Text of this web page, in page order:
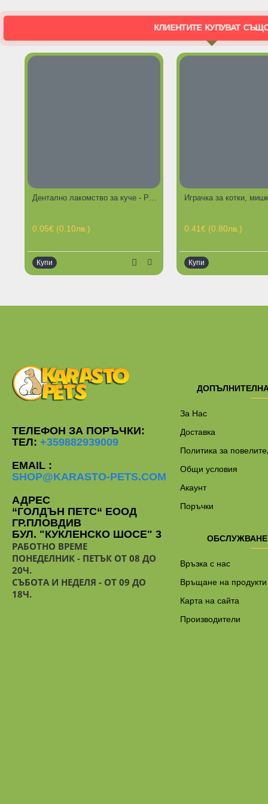
КЛИЕНТИТЕ КУПУВАТ
ГОРЕЩИ ПРЕДЛОЖЕНИЯ
0.05€ (0.10лв.)
Купи
0.41€ (0.80лв.)
Купи
ТЕЛЕФОН ЗА ПОРЪЧКИ:
ТЕЛ: +359882939009
EMAIL :
SHOP@KARASTO-PETS.COM
АДРЕС
“ГОЛДЪН ПЕТС“ ЕООД
ГР.ПЛОВДИВ
БУЛ. "КУКЛЕНСКО ШОСЕ" 3
РАБОТНО ВРЕМЕ
ПОНЕДЕЛНИК - ПЕТЪК ОТ 08 ДО
20Ч.
СЪБОТА И НЕДЕЛЯ - ОТ 09 ДО
18Ч.
За Нас
Доставка
Политика за
Общи условия
Акаунт
Поръчки
Връзка с нас
Връщане на продукти
Карта на сайта
Производители